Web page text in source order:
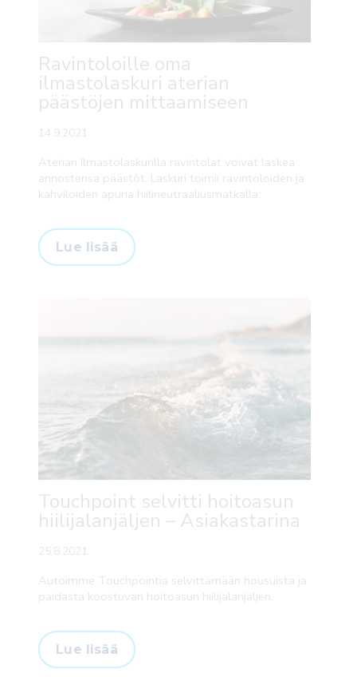
Ravintoloille oma
ilmastolaskuri aterian
päästöjen mittaamiseen
14.9.2021
Aterian Ilmastolaskurilla ravintolat voivat laskea
annostensa päästöt. Laskuri toimii ravintoloiden ja
kahviloiden apuna hiilineutraaliusmatkalla.
Lue lisää
Touchpoint selvitti hoitoasun
hiilijalanjäljen – Asiakastarina
25.8.2021
Autoimme Touchpointia selvittämään housuista ja
paidasta koostuvan hoitoasun hiilijalanjäljen.
Lue lisää